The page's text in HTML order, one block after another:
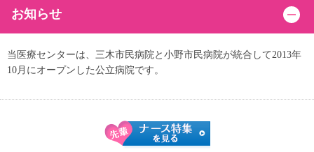
お知らせ
当医療センターは、三木市民病院と小野市民病院が統合して2013年
10月にオープンした公立病院です。